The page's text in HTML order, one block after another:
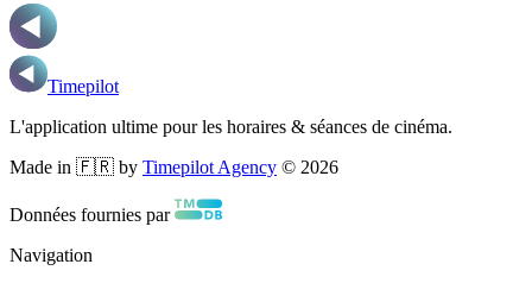
Timepilot
L'application ultime pour les horaires & séances de cinéma.
Made in 🇫🇷 by Timepilot Agency © 2026
Données fournies par
Navigation